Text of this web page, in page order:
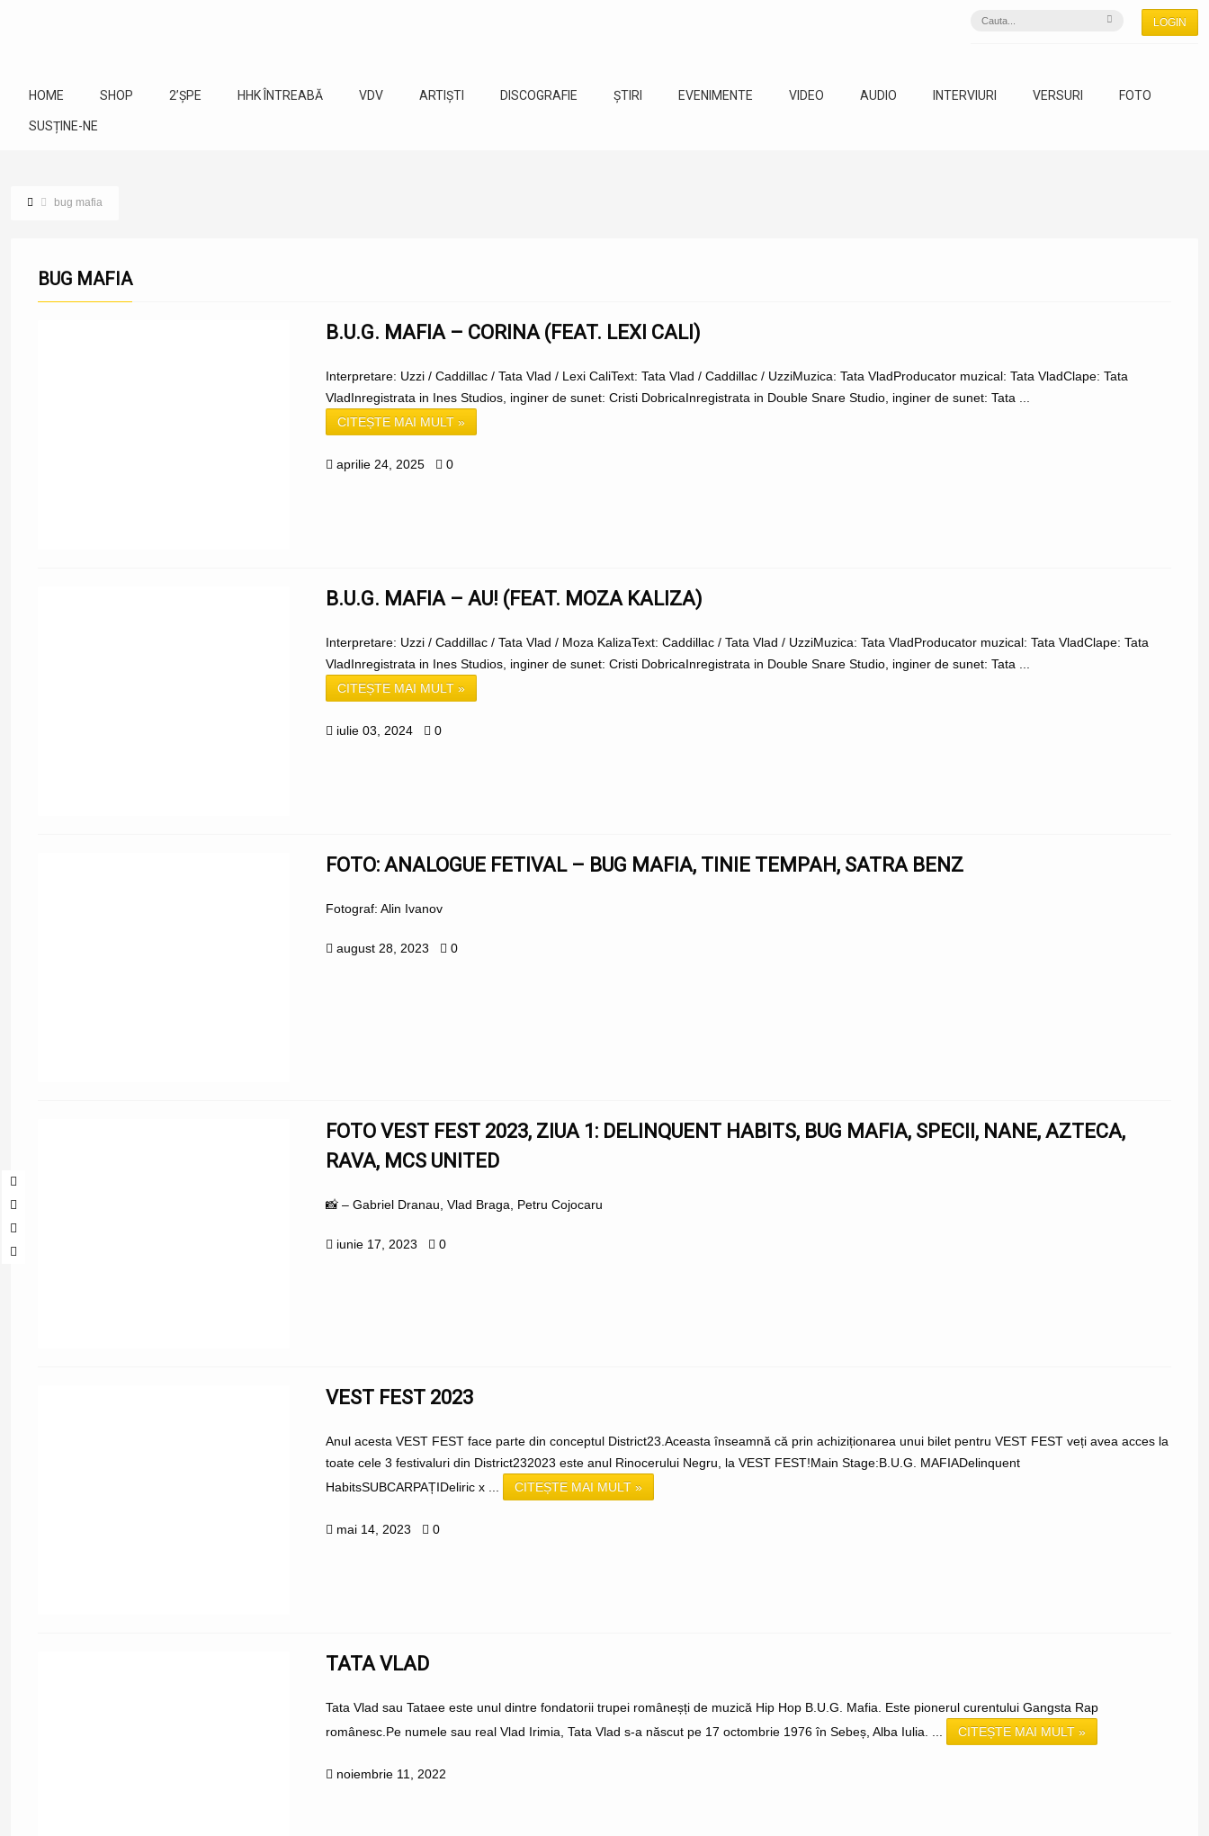
LOGIN
HOME SHOP 2’ȘPE HHK ÎNTREABĂ VDV ARTIȘTI DISCOGRAFIE ȘTIRI EVENIMENTE VIDEO AUDIO INTERVIURI VERSURI FOTO
SUSȚINE-NE
bug mafia
BUG MAFIA
B.U.G. MAFIA – CORINA (FEAT. LEXI CALI)
Interpretare: Uzzi / Caddillac / Tata Vlad / Lexi CaliText: Tata Vlad / Caddillac / UzziMuzica: ‪Tata VladProducator muzical: ‪Tata VladClape: ‪Tata
VladInregistrata in Ines Studios, inginer de sunet: Cristi DobricaInregistrata in Double Snare Studio, inginer de sunet: ‪Tata ...
CITEȘTE MAI MULT »
aprilie 24, 2025 0
B.U.G. MAFIA – AU! (FEAT. MOZA KALIZA)
Interpretare: Uzzi / Caddillac / Tata Vlad / ‪Moza KalizaText: Caddillac / Tata Vlad / UzziMuzica: Tata Vlad‬Producator muzical: ‪Tata Vlad‬Clape: ‪Tata
Vlad‬Inregistrata in Ines Studios, inginer de sunet: Cristi DobricaInregistrata in Double Snare Studio, inginer de sunet: ‪Tata ...
CITEȘTE MAI MULT »
iulie 03, 2024 0
FOTO: ANALOGUE FETIVAL – BUG MAFIA, TINIE TEMPAH, SATRA BENZ
Fotograf: Alin Ivanov
august 28, 2023 0
FOTO VEST FEST 2023, ZIUA 1: DELINQUENT HABITS, BUG MAFIA, SPECII, NANE, AZTECA,
RAVA, MCS UNITED
📸 – Gabriel Dranau, Vlad Braga, Petru Cojocaru
iunie 17, 2023 0
VEST FEST 2023
Anul acesta VEST FEST face parte din conceptul District23.Aceasta înseamnă că prin achiziționarea unui bilet pentru VEST FEST veți avea acces la
toate cele 3 festivaluri din District232023 este anul Rinocerului Negru, la VEST FEST!Main Stage:B.U.G. MAFIADelinquent
HabitsSUBCARPAȚIDeliric x ...
CITEȘTE MAI MULT »
mai 14, 2023 0
TATA VLAD
Tata Vlad sau Tataee este unul dintre fondatorii trupei româneșți de muzică Hip Hop B.U.G. Mafia. Este pionerul curentului Gangsta Rap
românesc.Pe numele sau real Vlad Irimia, Tata Vlad s-a născut pe 17 octombrie 1976 în Sebeș, Alba Iulia. ...
CITEȘTE MAI MULT »
noiembrie 11, 2022